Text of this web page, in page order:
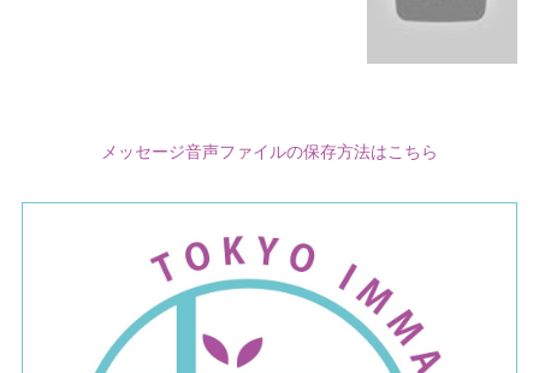
メッセージ音声ファイルの保存方法はこちら